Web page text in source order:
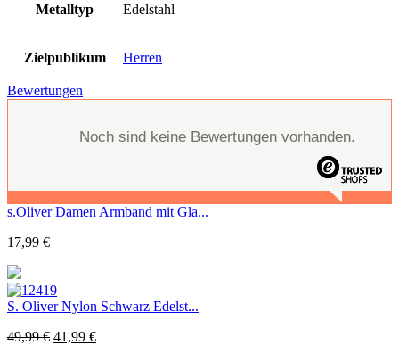
Metalltyp Edelstahl
Zielpublikum Herren
Bewertungen
Noch sind keine Bewertungen vorhanden.
s.Oliver Damen Armband mit Gla...
17,99 €
S. Oliver Nylon Schwarz Edelst...
49,99€ 41,99 €